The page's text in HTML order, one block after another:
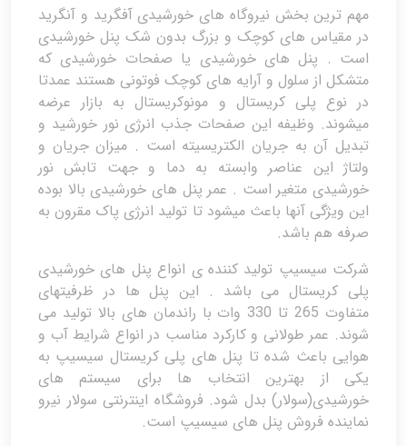
مهم ترین بخش نیروگاه های خورشیدی آفگرید و آنگرید
در مقیاس های کوچک و بزرگ بدون شک پنل خورشیدی
است . پنل های خورشیدی یا صفحات خورشیدی که
متشکل از سلول و آرایه های کوچک فوتونی هستند عمدتا
در نوع پلی کریستال و مونوکریستال به بازار عرضه
میشوند. وظیفه این صفحات جذب انرژی نور خورشید و
تبدیل آن به جریان الکتریسیته است . میزان جریان و
ولتاژ این عناصر وابسته به دما و جهت تابش نور
خورشیدی متغیر است . عمر پنل های خورشیدی بالا بوده
این ویژگی آنها باعث میشود تا تولید انرژی پاک مقرون به
صرفه هم باشد.
شرکت سیسیپ تولید کننده ی انواع پنل های خورشیدی
پلی کریستال می باشد . این پنل ها در ظرفیتهای
متفاوت 265 تا 330 وات با راندمان های بالا تولید می
شوند. عمر طولانی و کارکرد مناسب در انواع شرایط آب و
هوایی باعث شده تا پنل های پلی کریستال سیسیپ به
یکی از بهترین انتخاب ها برای سیستم های
خورشیدی(سولار) بدل شود. فروشگاه اینترنتی سولار نیرو
نماینده فروش پنل های سیسیپ است.